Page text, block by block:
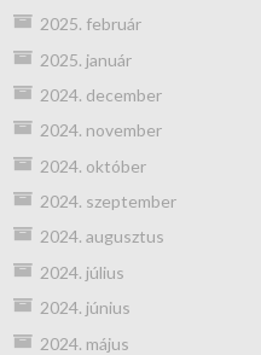
2025. február
2025. január
2024. december
2024. november
2024. október
2024. szeptember
2024. augusztus
2024. július
2024. június
2024. május